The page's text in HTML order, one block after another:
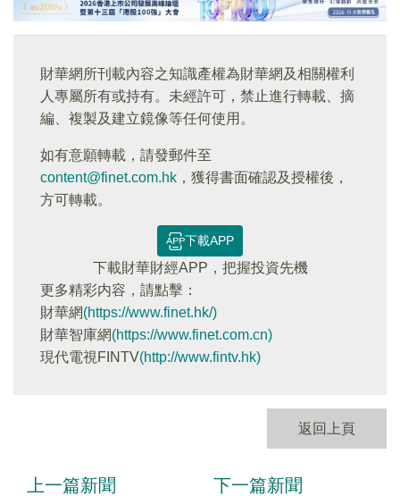
財華網所刊載內容之知識產權為財華網及相關權利
人專屬所有或持有。未經許可，禁止進行轉載、摘
編、複製及建立鏡像等任何使用。
如有意願轉載，請發郵件至
content@finet.com.hk ，獲得書面確認及授權後，
方可轉載。
下載APP
下載財華財經APP，把握投資先機
更多精彩内容，請點擊：
財華網(https://www.finet.hk/)
財華智庫網(https://www.finet.com.cn)
現代電視FINTV(http://www.fintv.hk)
返回上頁
上一篇新聞 下一篇新聞